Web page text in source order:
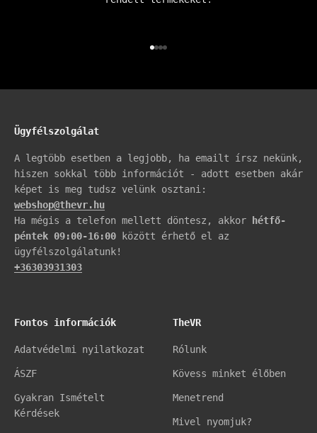
Ügyfélszolgálat
A legtöbb esetben a legjobb, ha emailt írsz nekünk,
hiszen sokkal több információt - adott esetben akár
képet is meg tudsz velünk osztani:
webshop@thevr.hu
Ha mégis a telefon mellett döntesz, akkor
hétfő-
péntek 09:00-16:00 között érhető el az
ügyfélszolgálatunk!
+36303931303
Fontos információk
Adatvédelmi nyilatkozat
ÁSZF
Gyakran Ismételt
Kérdések
TheVR
Rólunk
Kövess minket élőben
Menetrend
Mivel nyomjuk?